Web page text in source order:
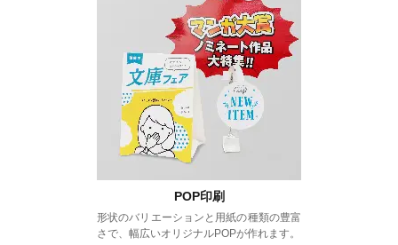
POP印刷
形状のバリエーションと用紙の種類の豊富
さで、幅広いオリジナルPOPが作れます。